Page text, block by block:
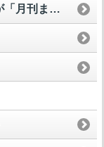
3月号 もしも総務部のマネージャーが「月刊まいど屋」を読んだら